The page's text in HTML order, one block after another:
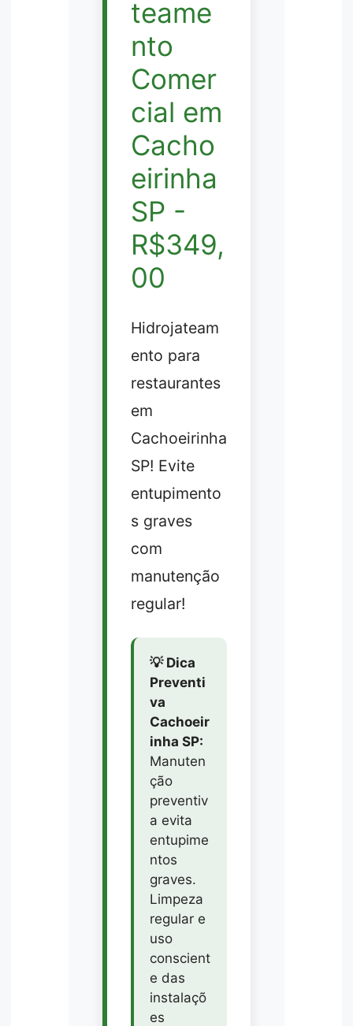
teame
nto
Comer
cial em
Cacho
eirinha
SP -
R$349,
00
Hidrojateam
ento para
restaurantes
em
Cachoeirinha
SP! Evite
entupimento
s graves
com
manutenção
regular!
💡 Dica
Preventi
va
Cachoeir
inha SP:
Manuten
ção
preventiv
a evita
entupime
ntos
graves.
Limpeza
regular e
uso
conscient
e das
instalaçõ
es